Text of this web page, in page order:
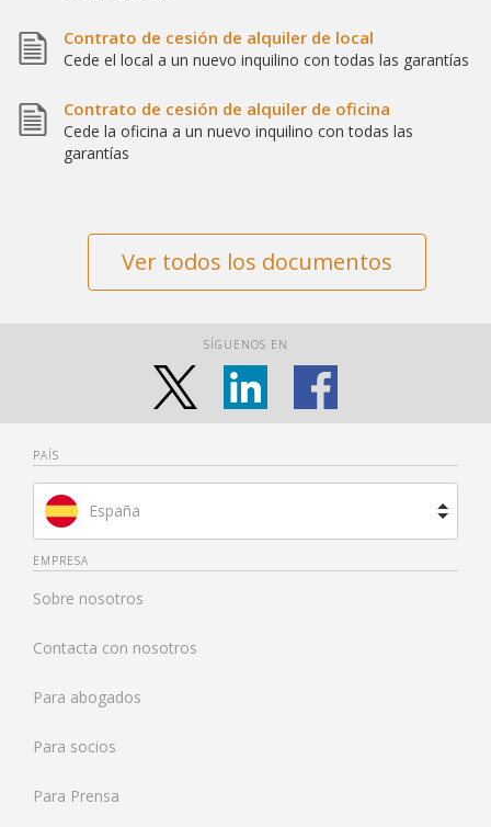
Contrato de cesión de alquiler de local
Cede el local a un nuevo inquilino con todas las garantías
Contrato de cesión de alquiler de oficina
Cede la oficina a un nuevo inquilino con todas las
garantías
Ver todos los documentos
SÍGUENOS EN
PAÍS
España
Francia
Países Bajos
Reino Unido
Estados Unidos
EMPRESA
Sobre nosotros
Contacta con nosotros
Para abogados
Para socios
Para Prensa